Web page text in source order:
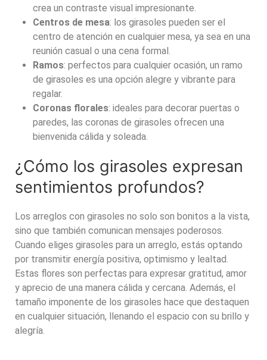
crea un contraste visual impresionante.
Centros de mesa: los girasoles pueden ser el
centro de atención en cualquier mesa, ya sea en una
reunión casual o una cena formal.
Ramos: perfectos para cualquier ocasión, un ramo
de girasoles es una opción alegre y vibrante para
regalar.
Coronas florales: ideales para decorar puertas o
paredes, las coronas de girasoles ofrecen una
bienvenida cálida y soleada.
¿Cómo los girasoles expresan
sentimientos profundos?
Los arreglos con girasoles no solo son bonitos a la vista,
sino que también comunican mensajes poderosos.
Cuando eliges girasoles para un arreglo, estás optando
por transmitir energía positiva, optimismo y lealtad.
Estas flores son perfectas para expresar gratitud, amor
y aprecio de una manera cálida y cercana. Además, el
tamaño imponente de los girasoles hace que destaquen
en cualquier situación, llenando el espacio con su brillo y
alegría.